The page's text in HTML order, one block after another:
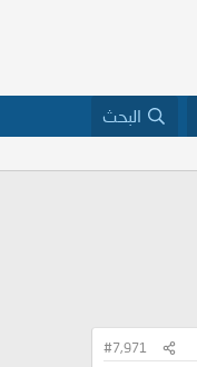
البحث
#7,971